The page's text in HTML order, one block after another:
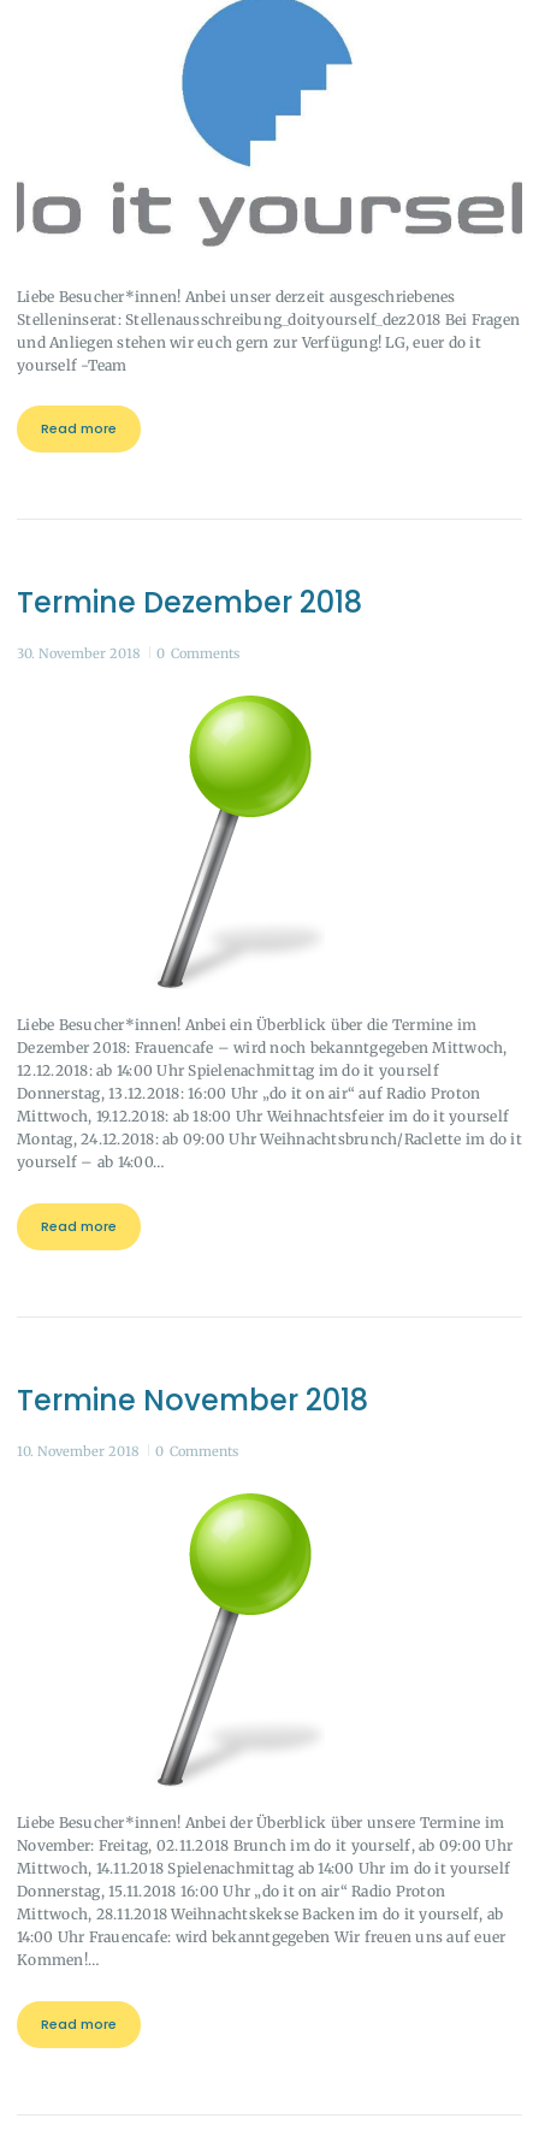
Liebe Besucher*innen! Anbei unser derzeit ausgeschriebenes
Stelleninserat: Stellenausschreibung_doityourself_dez2018 Bei Fragen
und Anliegen stehen wir euch gern zur Verfügung! LG, euer do it
yourself -Team
Read more
Termine Dezember 2018
30. November 2018 0 Comments
Liebe Besucher*innen! Anbei ein Überblick über die Termine im
Dezember 2018: Frauencafe – wird noch bekanntgegeben Mittwoch,
12.12.2018: ab 14:00 Uhr Spielenachmittag im do it yourself
Donnerstag, 13.12.2018: 16:00 Uhr „do it on air“ auf Radio Proton
Mittwoch, 19.12.2018: ab 18:00 Uhr Weihnachtsfeier im do it yourself
Montag, 24.12.2018: ab 09:00 Uhr Weihnachtsbrunch/Raclette im do it
yourself – ab 14:00…
Read more
Termine November 2018
10. November 2018 0 Comments
Liebe Besucher*innen! Anbei der Überblick über unsere Termine im
November: Freitag, 02.11.2018 Brunch im do it yourself, ab 09:00 Uhr
Mittwoch, 14.11.2018 Spielenachmittag ab 14:00 Uhr im do it yourself
Donnerstag, 15.11.2018 16:00 Uhr „do it on air“ Radio Proton
Mittwoch, 28.11.2018 Weihnachtskekse Backen im do it yourself, ab
14:00 Uhr Frauencafe: wird bekanntgegeben Wir freuen uns auf euer
Kommen!…
Read more